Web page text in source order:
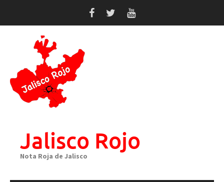
Jalisco Rojo
Nota Roja de Jalisco